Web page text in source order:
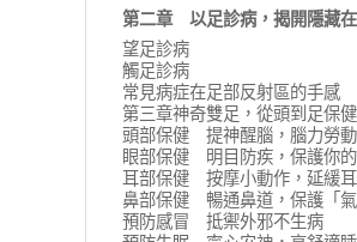
第二章 以足診病，揭開隱藏
望足診病
觸足診病
常見病症在足部反射區的手感
第三章神奇雙足，從頭到足保
頭部保健 提神醒腦，腦力勞
眼部保健 明目防疾，保護你
耳部保健 按摩小動作，延緩
鼻部保健 暢通鼻道，保護「氣
預防感冒 抵禦外邪不生病